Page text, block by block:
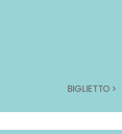
BIGLIETTO >
BIGLIETTO >